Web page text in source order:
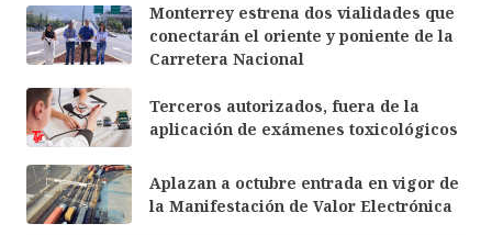
Monterrey estrena dos vialidades que
conectarán el oriente y poniente de la
Carretera Nacional
Terceros autorizados, fuera de la
aplicación de exámenes toxicológicos
Aplazan a octubre entrada en vigor de
la Manifestación de Valor Electrónica